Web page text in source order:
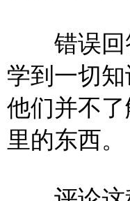
错误回答
学到一切
他们并不
里的东西。